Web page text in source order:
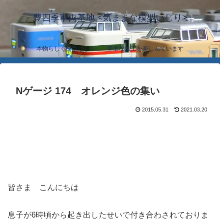
豊四季車両基地 <気ままな模型いじり>
本物らしく模型らしく… 簡単な加工を楽しんでいます
Nゲージ 174 オレンジ色の集い
2015.05.31 2021.03.20
皆さま こんにちは
息子が6時頃から起き出したせいで付き合わされておりま